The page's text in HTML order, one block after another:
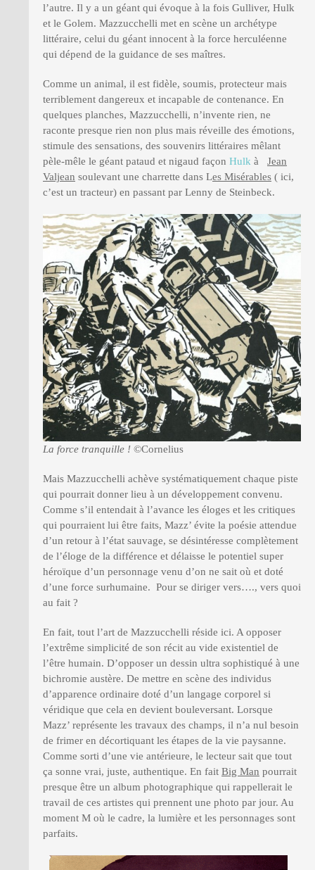
l’autre. Il y a un géant qui évoque à la fois Gulliver, Hulk
et le Golem. Mazzucchelli met en scène un archétype
littéraire, celui du géant innocent à la force herculéenne
qui dépend de la guidance de ses maîtres.
Comme un animal, il est fidèle, soumis, protecteur mais
terriblement dangereux et incapable de contenance. En
quelques planches, Mazzucchelli, n’invente rien, ne
raconte presque rien non plus mais réveille des émotions,
stimule des sensations, des souvenirs littéraires mêlant
pèle-mêle le géant pataud et nigaud façon Hulk à Jean
Valjean soulevant une charrette dans Les Misérables ( ici,
c’est un tracteur) en passant par Lenny de Steinbeck.
La force tranquille ! ©Cornelius
Mais Mazzucchelli achève systématiquement chaque piste
qui pourrait donner lieu à un développement convenu.
Comme s’il entendait à l’avance les éloges et les critiques
qui pourraient lui être faits, Mazz’ évite la poésie attendue
d’un retour à l’état sauvage, se désintéresse complètement
de l’éloge de la différence et délaisse le potentiel super
héroïque d’un personnage venu d’on ne sait où et doté
d’une force surhumaine. Pour se diriger vers…., vers quoi
au fait ?
En fait, tout l’art de Mazzucchelli réside ici. A opposer
l’extrême simplicité de son récit au vide existentiel de
l’être humain. D’opposer un dessin ultra sophistiqué à une
bichromie austère. De mettre en scène des individus
d’apparence ordinaire doté d’un langage corporel si
véridique que cela en devient bouleversant. Lorsque
Mazz’ représente les travaux des champs, il n’a nul besoin
de frimer en décortiquant les étapes de la vie paysanne.
Comme sorti d’une vie antérieure, le lecteur sait que tout
ça sonne vrai, juste, authentique. En fait Big Man pourrait
presque être un album photographique qui rappellerait le
travail de ces artistes qui prennent une photo par jour. Au
moment M où le cadre, la lumière et les personnages sont
parfaits.